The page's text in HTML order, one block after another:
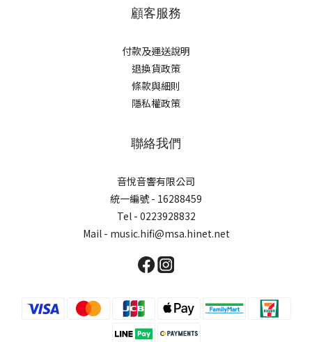
顧客服務
付款及運送說明
退換貨政策
條款與細則
隱私權政策
聯絡我們
音悅音響有限公司
統一編號 - 16288459
Tel - 0223928832
Mail - music.hifi@msa.hinet.net